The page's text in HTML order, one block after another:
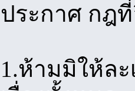
ประกาศ กฎ
1.ห้ามมิให้ล